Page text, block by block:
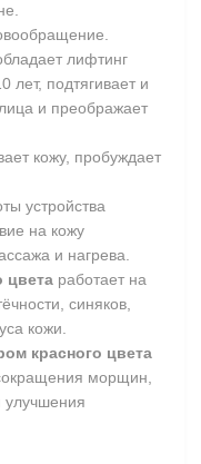
лифтинг
подтягивает и
и преображает
кожу, пробуждает
устройства
на кожу
и нагрева.
цвета работает на
синяков,
кожи.
красного цвета
морщин,
улучшения